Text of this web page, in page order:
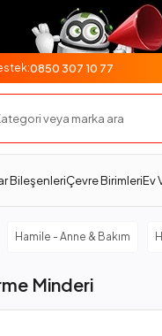
0850 307 10 77
BileşenleriÇevre BirimleriEv
Hamile - Anne & Bakım
Minderi